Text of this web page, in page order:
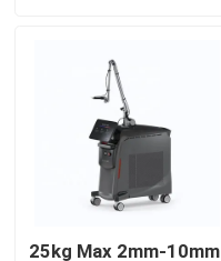
Liên hệ chúng tôi
Tin tức
Yêu cầu báo giá
25kg Max 2mm-10mm